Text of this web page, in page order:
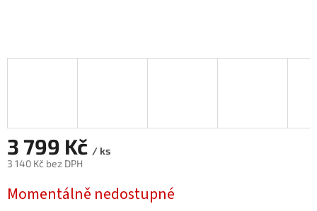
3 799 Kč / ks
3 140 Kč bez DPH
cena:
Momentálně nedostupné